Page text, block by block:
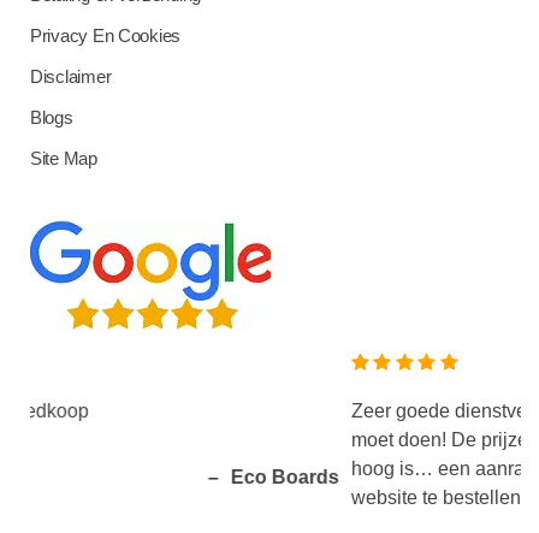
Privacy En Cookies
Disclaimer
Blogs
Site Map
Zeer goede dienstverlening en het
moet doen! De prijzen zijn zeer laag
hoog is… een aanrader om de
website te bestellen